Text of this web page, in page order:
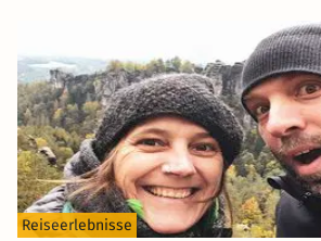
Reiseerlebnisse